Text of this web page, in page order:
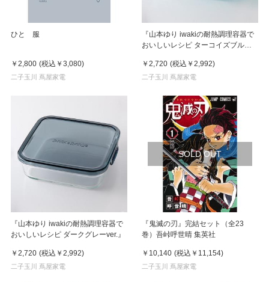
ひとゝ服
￥2,800 (税込 ￥3,080)
二子玉川 蔦屋家電
『山本ゆり iwakiの耐熱調理容器で
おいしいレシピ ターコイズブルー
￥2,720 (税込 ￥2,992)
二子玉川 蔦屋家電
『山本ゆり iwakiの耐熱調理容器で
おいしいレシピ ダークグレーver.』
￥2,720 (税込 ￥2,992)
二子玉川 蔦屋家電
SOLD OUT
『鬼滅の刃』完結セット（全23
巻）吾峠呼世晴 集英社
￥10,140 (税込 ￥11,154)
二子玉川 蔦屋家電